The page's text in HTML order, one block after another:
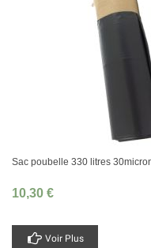
Sac poubelle 330 litres
10,30 €
Voir Plus